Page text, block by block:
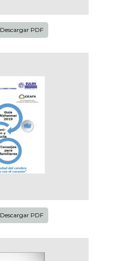
Descargar PDF
Descargar PDF